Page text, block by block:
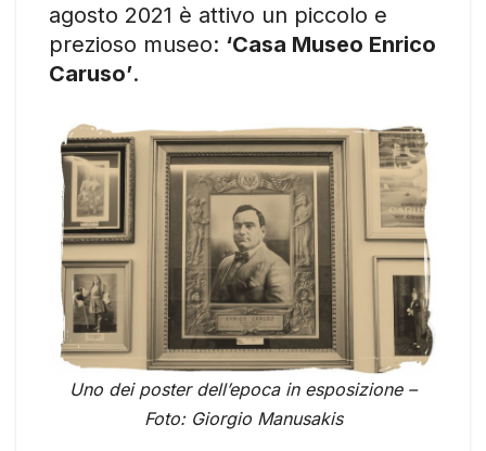
agosto 2021 è attivo un piccolo e
prezioso museo: ‘Casa Museo Enrico
Caruso’.
Uno dei poster dell’epoca in esposizione –
Foto: Giorgio Manusakis